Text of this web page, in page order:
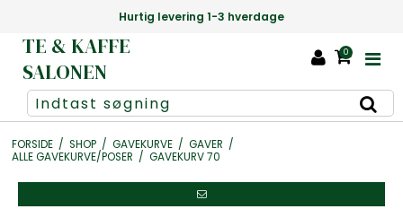
Hurtig levering 1-3 hverdage
TE & KAFFE
SALONEN
0
FORSIDE / SHOP / GAVEKURVE / GAVER /
ALLE GAVEKURVE/POSER / GAVEKURV 70